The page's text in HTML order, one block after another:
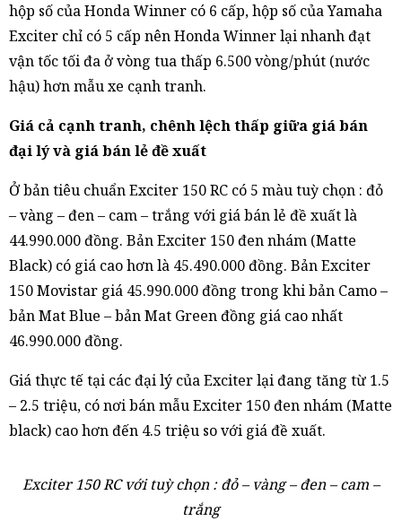
hộp số của Honda Winner có 6 cấp, hộp số của Yamaha
Exciter chỉ có 5 cấp nên Honda Winner lại nhanh đạt
vận tốc tối đa ở vòng tua thấp 6.500 vòng/phút (nước
hậu) hơn mẫu xe cạnh tranh.
Giá cả cạnh tranh, chênh lệch thấp giữa giá bán
đại lý và giá bán lẻ đề xuất
Ở bản tiêu chuẩn Exciter 150 RC có 5 màu tuỳ chọn : đỏ
– vàng – đen – cam – trắng với giá bán lẻ đề xuất là
44.990.000 đồng. Bản Exciter 150 đen nhám (Matte
Black) có giá cao hơn là 45.490.000 đồng. Bản Exciter
150 Movistar giá 45.990.000 đồng trong khi bản Camo –
bản Mat Blue – bản Mat Green đồng giá cao nhất
46.990.000 đồng.
Giá thực tế tại các đại lý của Exciter lại đang tăng từ 1.5
– 2.5 triệu, có nơi bán mẫu Exciter 150 đen nhám (Matte
black) cao hơn đến 4.5 triệu so với giá đề xuất.
Exciter 150 RC với tuỳ chọn : đỏ – vàng – đen – cam –
trắng